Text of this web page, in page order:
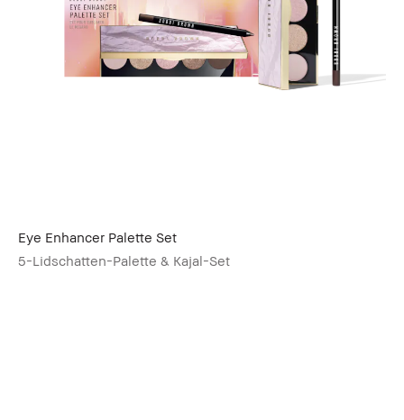
Eye Enhancer Palette Set
5-Lidschatten-Palette & Kajal-Set